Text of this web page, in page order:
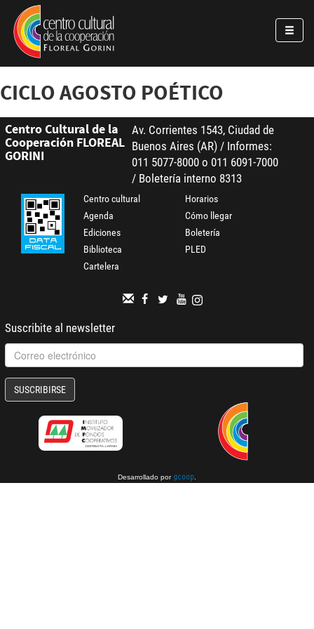
Pasar al contenido principal
Jump to main content
CICLO AGOSTO POÉTICO
Centro Cultural de la
Cooperación FLOREAL
GORINI
Av. Corrientes 1543, Ciudad de
Buenos Aires (AR) / Informes:
011 5077-8000 o 011 6091-7000
/ Boletería interno 8313
Centro cultural
Agenda
Ediciones
Biblioteca
Cartelera
Horarios
Cómo llegar
Boletería
PLED
Suscribite al newsletter
SUSCRIBIRSE
Desarrollado por gcoop.